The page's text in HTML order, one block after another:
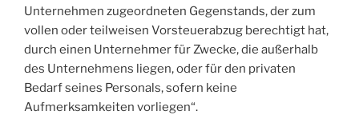
Unternehmen zugeordneten Gegenstands, der zum
vollen oder teilweisen Vorsteuerabzug berechtigt hat,
durch einen Unternehmer für Zwecke, die außerhalb
des Unternehmens liegen, oder für den privaten
Bedarf seines Personals, sofern keine
Aufmerksamkeiten vorliegen“.